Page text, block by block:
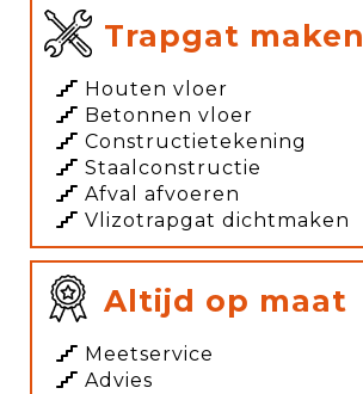
Trapgat maken
Houten vloer
Betonnen vloer
Constructietekening
Staalconstructie
Afval afvoeren
Vlizotrapgat dichtmaken
Altijd op maat
Meetservice
Advies